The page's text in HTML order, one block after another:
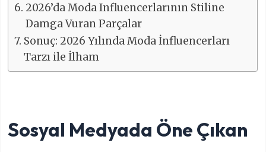
2026’da Moda Influencerlarının Stiline
Damga Vuran Parçalar
Sonuç: 2026 Yılında Moda İnfluencerları
Tarzı ile İlham
Sosyal Medyada Öne Çıkan